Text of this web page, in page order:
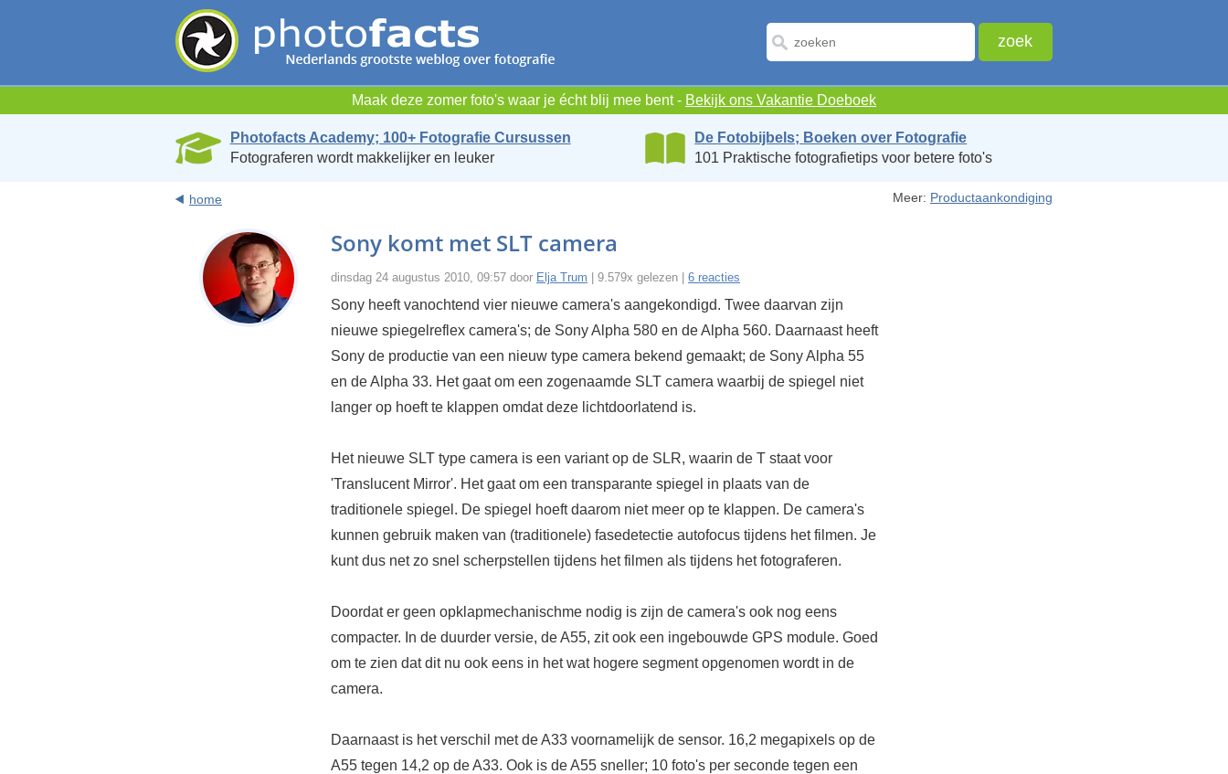
Maak deze zomer foto's waar je écht blij mee bent - Bekijk ons Vakantie Doeboek
Photofacts Academy; 100+ Fotografie Cursussen
Fotograferen wordt makkelijker en leuker
De Fotobijbels; Boeken over Fotografie
101 Praktische fotografietips voor betere foto's
home Meer: Productaankondiging
Sony komt met SLT camera
dinsdag 24 augustus 2010, 09:57 door Elja Trum | 9.579x gelezen | 6 reacties
Sony heeft vanochtend vier nieuwe camera's aangekondigd. Twee daarvan zijn
nieuwe spiegelreflex camera's; de Sony Alpha 580 en de Alpha 560. Daarnaast heeft
Sony de productie van een nieuw type camera bekend gemaakt; de Sony Alpha 55
en de Alpha 33. Het gaat om een zogenaamde SLT camera waarbij de spiegel niet
langer op hoeft te klappen omdat deze lichtdoorlatend is.
Het nieuwe SLT type camera is een variant op de SLR, waarin de T staat voor
'Translucent Mirror'. Het gaat om een transparante spiegel in plaats van de
traditionele spiegel. De spiegel hoeft daarom niet meer op te klappen. De camera's
kunnen gebruik maken van (traditionele) fasedetectie autofocus tijdens het filmen. Je
kunt dus net zo snel scherpstellen tijdens het filmen als tijdens het fotograferen.
Doordat er geen opklapmechanischme nodig is zijn de camera's ook nog eens
compacter. In de duurder versie, de A55, zit ook een ingebouwde GPS module. Goed
om te zien dat dit nu ook eens in het wat hogere segment opgenomen wordt in de
camera.
Daarnaast is het verschil met de A33 voornamelijk de sensor. 16,2 megapixels op de
A55 tegen 14,2 op de A33. Ook is de A55 sneller; 10 foto's per seconde tegen een